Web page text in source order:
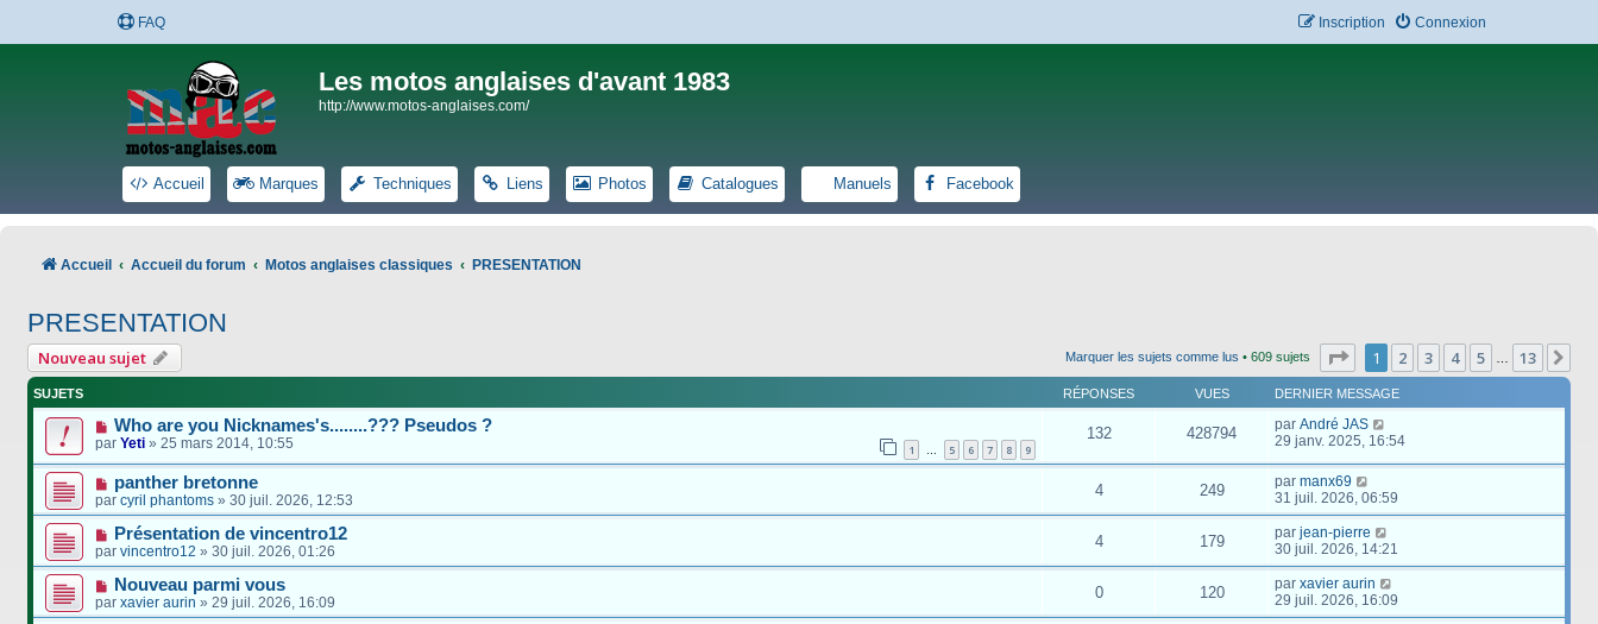
FAQ Connexion
Inscription
Les motos anglaises d'avant 1983
http://www.motos-anglaises.com/
Accueil Marques Techniques Liens Photos Catalogues Manuels Facebook
Accueil Accueil du forum Motos anglaises classiques PRESENTATION
PRESENTATION
Nouveau sujet Marquer les sujets comme lus • 609 sujets Page 1sur13
1 2 3 4 5 13
SUJETS RÉPONSES VUES DERNIER MESSAGE
Who are you Nicknames's........??? Pseudos ?
par Yeti » 25 mars 2014, 10:55 1 5 6 7 8 9
132 428794 par André JAS
29 janv. 2025, 16:54
panther bretonne
par cyril phantoms » 30 juil. 2026, 12:53
4 249 par manx69
31 juil. 2026, 06:59
Présentation de vincentro12
par vincentro12 » 30 juil. 2026, 01:26
4 179 par jean-pierre
30 juil. 2026, 14:21
Nouveau parmi vous
par xavier aurin » 29 juil. 2026, 16:09
0 120 par xavier aurin
29 juil. 2026, 16:09